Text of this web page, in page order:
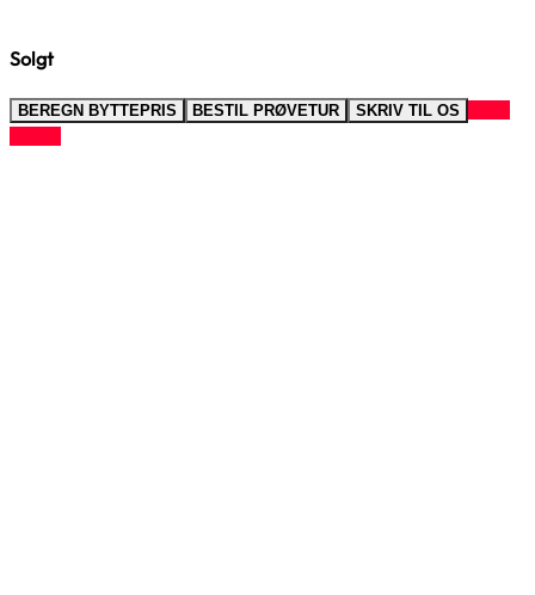
Solgt
BEREGN BYTTEPRIS BESTIL PRØVETUR SKRIV TIL OS